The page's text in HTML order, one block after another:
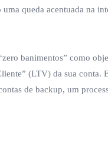
queda acentuada na
banimentos” como
(LTV) da sua
de backup, um